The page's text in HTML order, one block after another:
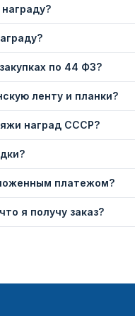
по 44 ФЗ?
ленту и планки?
наград СССР?
платежом?
я получу заказ?